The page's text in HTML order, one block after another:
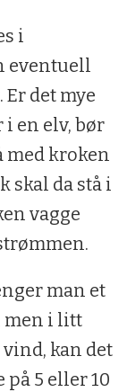
i
eventuell
det mye
en elv, bør
med kroken
skal da stå i
vagge
man et
men i litt
kan det
5 eller 10